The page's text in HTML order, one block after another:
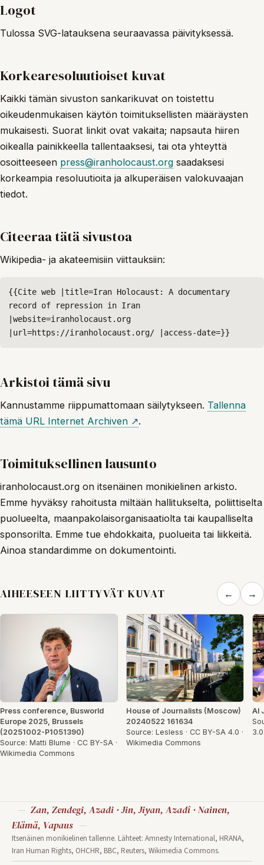
Logot
Tulossa SVG-latauksena seuraavassa päivityksessä.
Korkearesoluutioiset kuvat
Kaikki tämän sivuston sankarikuvat on toistettu
oikeudenmukaisen käytön toimituksellisten määräysten
mukaisesti. Suorat linkit ovat vakaita; napsauta hiiren
oikealla painikkeella tallentaaksesi, tai ota yhteyttä
osoitteeseen press@iranholocaust.org saadaksesi
korkeampia resoluutioita ja alkuperäisen valokuvaajan
tiedot.
Citeeraa tätä sivustoa
Wikipedia- ja akateemisiin viittauksiin:
{{Cite web |title=Iran Holocaust: A documentary
record of repression in Iran
|website=iranholocaust.org
|url=https://iranholocaust.org/ |access-date=}}
Arkistoi tämä sivu
Kannustamme riippumattomaan säilytykseen. Tallenna
tämä URL Internet Archiven ↗.
Toimituksellinen lausunto
iranholocaust.org on itsenäinen monikielinen arkisto.
Emme hyväksy rahoitusta miltään hallitukselta, poliittiselta
puolueelta, maanpakolaisorganisaatiolta tai kaupalliselta
sponsorilta. Emme tue ehdokkaita, puolueita tai liikkeitä.
Ainoa standardimme on dokumentointi.
AIHEESEEN LIITTYVÄT KUVAT ← →
Press conference, Busworld
Europe 2025, Brussels
(20251002-P1051390)
Source: Matti Blume · CC BY-SA ·
Wikimedia Commons
House of Journalists (Moscow)
20240522 161634
Source: Lesless · CC BY-SA 4.0 ·
Wikimedia Commons
Al
Zan, Zendegi, Azadi · Jin, Jiyan, Azadî · Nainen,
Elämä, Vapaus
Itsenäinen monikielinen tallenne. Lähteet: Amnesty International, HRANA,
Iran Human Rights, OHCHR, BBC, Reuters, Wikimedia Commons.